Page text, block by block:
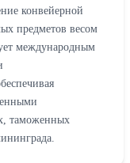
конвейерной
предметов весом
международным
таможенных